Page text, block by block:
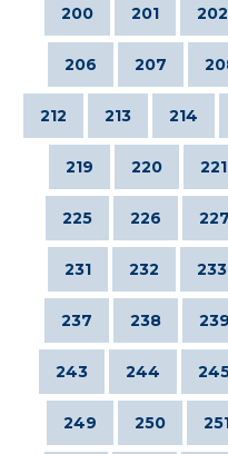
200 201 202
206 207
212 213 214
219 220 221
225 226 227
231 232 233
237 238 239
243 244
249 250